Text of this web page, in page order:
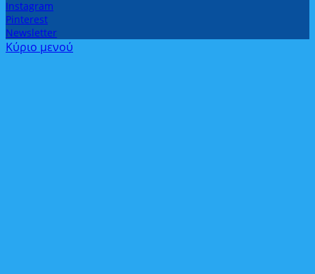
Instagram
Pinterest
Newsletter
Κύριο μενού